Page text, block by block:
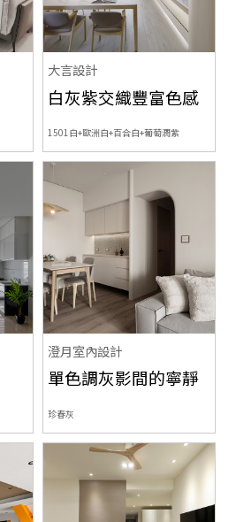
大言設計
白灰紫交織豐富色感
1501白+歐洲白+百合白+葡萄潤紫
澄月室內設計
單色調灰影間的寧靜
珍春灰